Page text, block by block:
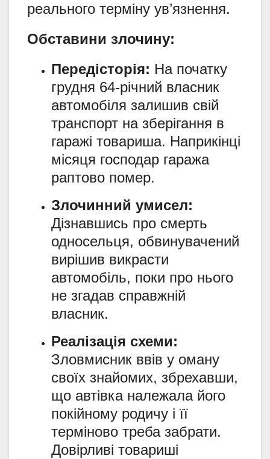
реального терміну ув’язнення.
Обставини злочину:
Передісторія: На початку
грудня 64-річний власник
автомобіля залишив свій
транспорт на зберігання в
гаражі товариша. Наприкінці
місяця господар гаража
раптово помер.
Злочинний умисел:
Дізнавшись про смерть
односельця, обвинувачений
вирішив викрасти
автомобіль, поки про нього
не згадав справжній
власник.
Реалізація схеми:
Зловмисник ввів у оману
своїх знайомих, збрехавши,
що автівка належала його
покійному родичу і її
терміново треба забрати.
Довірливі товариші